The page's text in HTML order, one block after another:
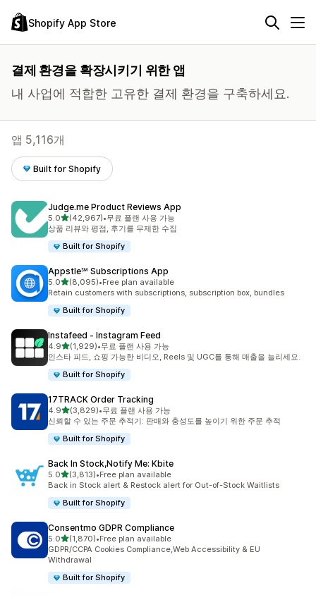
Shopify App Store
결제 환경을 확장시키기 위한 앱
내 사업에 적합한 고유한 결제 환경을 구축하세요.
앱 5,116개
Built for Shopify
Judge.me Product Reviews App
5.0별 5개 중
(42,967)
총 리뷰 42967개
•무료 플랜 사용 가능
상품 리뷰와 평점, 후기를 무제한 수집
Built for Shopify
Appstle℠ Subscriptions App
5.0별 5개 중
(8,095)
총 리뷰 8095개
•Free plan available
Retain customers with subscriptions, subscription box, bundles
Built for Shopify
Instafeed ‑ Instagram Feed
4.9별 5개 중
(1,929)
총 리뷰 1929개
•무료 플랜 사용 가능
인스타 피드, 쇼핑 가능한 비디오, Reels 및 UGC를 통해 매출을 늘리세요.
Built for Shopify
17TRACK Order Tracking
4.9별 5개 중
(3,829)
총 리뷰 3829개
•무료 플랜 사용 가능
신뢰할 수 있는 주문 추적기: 판매와 충성도를 높이기 위한 주문 추적
Built for Shopify
Back In Stock,Notify Me: Kbite
5.0별 5개 중
(3,813)
총 리뷰 3813개
•Free plan available
Back in Stock alert & Restock alert for Out-of-Stock Waitlists
Built for Shopify
Consentmo GDPR Compliance
5.0별 5개 중
(1,870)
총 리뷰 1870개
•Free plan available
GDPR/CCPA Cookies Compliance,Web Accessibility & EU
Withdrawal
Built for Shopify